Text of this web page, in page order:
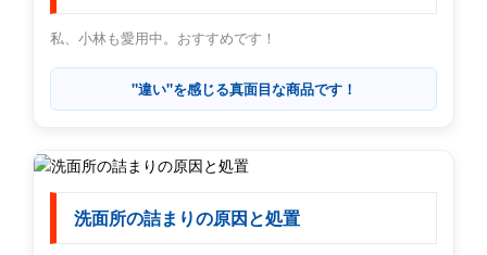
私、小林も愛用中。おすすめです！
"違い"を感じる真面目な商品です！
洗面所の詰まりの原因と処置